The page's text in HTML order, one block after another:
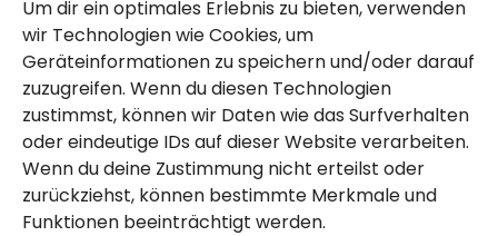
Um dir ein optimales Erlebnis zu bieten, verwenden
wir Technologien wie Cookies, um
Geräteinformationen zu speichern und/oder darauf
zuzugreifen. Wenn du diesen Technologien
zustimmst, können wir Daten wie das Surfverhalten
oder eindeutige IDs auf dieser Website verarbeiten.
Wenn du deine Zustimmung nicht erteilst oder
zurückziehst, können bestimmte Merkmale und
Funktionen beeinträchtigt werden.
Rechtlich
Impressum
Datenschutzerklärung
Cookie-Richtlinie (EU)